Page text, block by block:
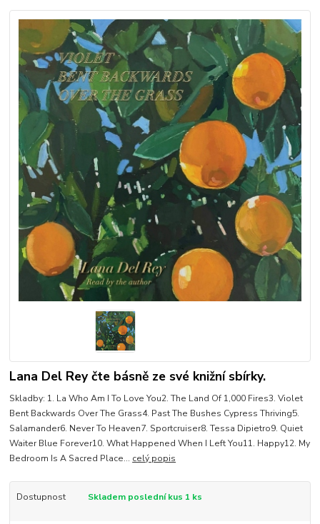
Lana Del Rey čte básně ze své knižní sbírky.
Skladby: 1. La Who Am I To Love You2. The Land Of 1,000 Fires3. Violet
Bent Backwards Over The Grass4. Past The Bushes Cypress Thriving5.
Salamander6. Never To Heaven7. Sportcruiser8. Tessa Dipietro9. Quiet
Waiter Blue Forever10. What Happened When I Left You11. Happy12. My
Bedroom Is A Sacred Place... celý popis
Dostupnost Skladem poslední kus 1 ks